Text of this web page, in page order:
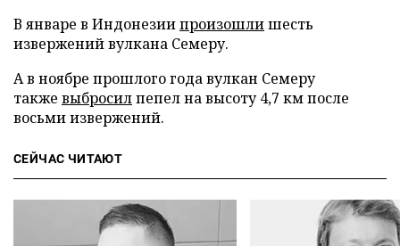
В январе в Индонезиипроизошлишесть
извержений вулкана Семеру.
А в ноябре прошлого года вулкан Семеру
также выбросилпепел на высоту 4,7 км после
восьми извержений.
СЕЙЧАС ЧИТАЮТ